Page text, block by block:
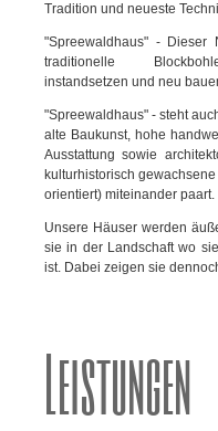
Tradition und neueste
"Spreewaldhaus" - Dieser
traditionelle
instandsetzen und neu
"Spreewaldhaus" - steht
alte Baukunst, hohe
Ausstattung sowie
kulturhistorisch
orientiert) miteinander paart.
Unsere Häuser werden
sie in der Landschaft wo
ist. Dabei zeigen sie
Leistungen